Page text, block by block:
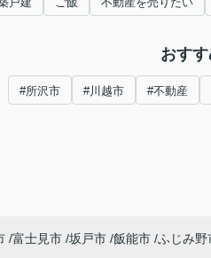
おす
#所沢市 #川越市 #不動産
富士見市 坂戸市 飯能市 ふじみ野